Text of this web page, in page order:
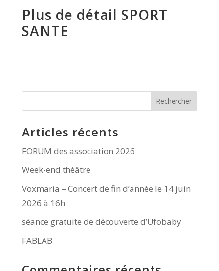
Plus de détail SPORT
SANTE
Rechercher
Articles récents
FORUM des association 2026
Week-end théâtre
Voxmaria – Concert de fin d’année le 14 juin
2026 à 16h
séance gratuite de découverte d’Ufobaby
FABLAB